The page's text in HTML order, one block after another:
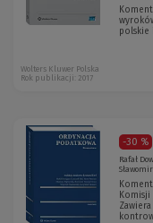
polskie
Wolters Kluwer Polska
Rok publikacji: 2017
-30 %
Rafał
Komisji